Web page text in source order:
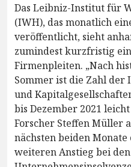
Das Leibniz-Institut für
(IWH), das monatlich
veröffentlicht, sieht
zumindest kurzfristig
Firmenpleiten. „Nach
Sommer ist die Zahl der
und
bis Dezember 2021
Forscher Steffen Müller
nächsten beiden
weiteren Anstieg bei den